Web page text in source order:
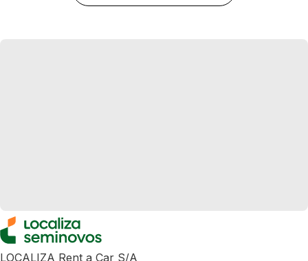
LOCALIZA Rent a Car S/A